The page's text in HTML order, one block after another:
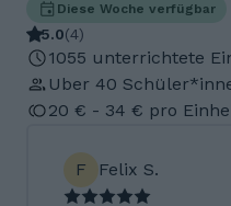
Diese Woche verfügbar
5.0(4)
1055 unterrichtete
Uber 40
20 € - 34 € pro
F Felix S.